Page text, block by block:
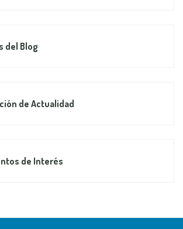
del Blog
de Actualidad
de Interés